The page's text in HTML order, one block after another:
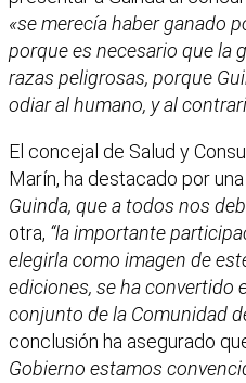
«se merecía haber ganado
porque es necesario que la
razas peligrosas, porque
odiar al humano, y al
El concejal de Salud y
Marín, ha destacado por una
Guinda, que a todos nos
otra, “la importante
elegirla como imagen de
ediciones, se ha convertido
conjunto de la Comunidad
conclusión ha asegurado
Gobierno estamos